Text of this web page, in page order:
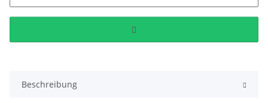
Beschreibung